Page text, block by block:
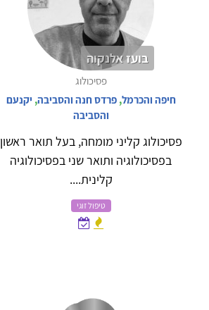
בועז אלנקוה
פסיכולוג
חיפה והכרמל,פרדס חנה והסביבה, יקנעם
והסביבה
פסיכולוג קליני מומחה, בעל תואר ראשון
בפסיכולוגיה ותואר שני בפסיכולוגיה
קלינית....
טיפול זוגי